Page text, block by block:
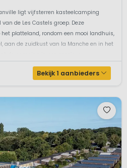
ligt vijfsterren kasteelcamping
de Les Castels groep. Deze
platteland, rondom een mooi landhuis,
aan de zuidkust van la Manche en in het
Bekijk 1 aanbieders